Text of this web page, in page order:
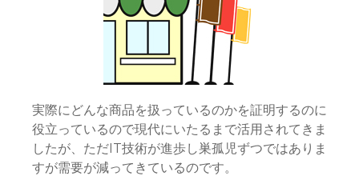
実際にどんな商品を扱っているのかを証明するのに
役立っているので現代にいたるまで活用されてきま
したが、ただIT技術が進歩し巣孤児ずつではありま
すが需要が減ってきているのです。